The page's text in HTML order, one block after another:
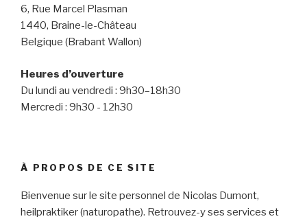
6, Rue Marcel Plasman
1440, Braine-le-Château
Belgique (Brabant Wallon)
Heures d’ouverture
Du lundi au vendredi : 9h30–18h30
Mercredi : 9h30 - 12h30
À PROPOS DE CE SITE
Bienvenue sur le site personnel de Nicolas Dumont,
heilpraktiker (naturopathe). Retrouvez-y ses services et